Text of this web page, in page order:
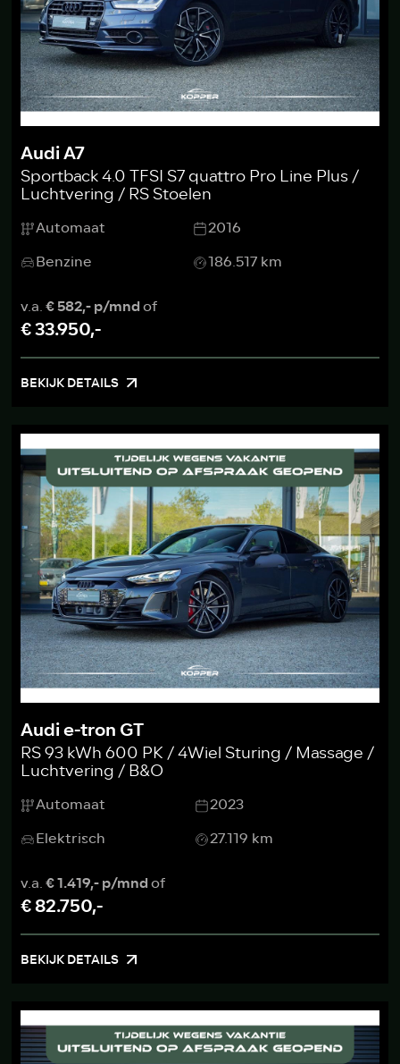
Audi A7
Sportback 4.0 TFSI S7 quattro Pro Line Plus /
Luchtvering / RS Stoelen
Automaat
2016
Benzine
186.517 km
v.a.€ 582,- p/mndof
€ 33.950,-
BEKIJK DETAILS
Audi e-tron GT
RS 93 kWh 600 PK / 4Wiel Sturing / Massage /
Luchtvering / B&O
Automaat
2023
Elektrisch
27.119 km
v.a.€ 1.419,- p/mndof
€ 82.750,-
BEKIJK DETAILS